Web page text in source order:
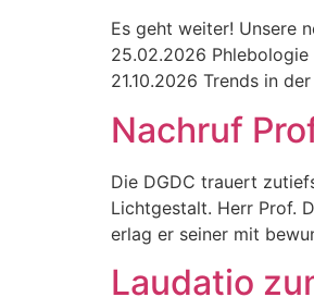
Es geht weiter! Unsere
25.02.2026
21.10.2026 Trends in
Nachruf
Die DGDC trauert
Lichtgestalt. Herr Prof.
erlag er seiner mit
Laudatio